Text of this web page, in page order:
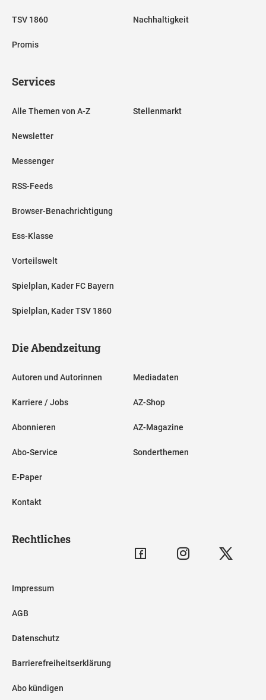
TSV 1860
Promis
Nachhaltigkeit
Services
Alle Themen von A-Z
Newsletter
Messenger
RSS-Feeds
Browser-Benachrichtigung
Ess-Klasse
Vorteilswelt
Spielplan, Kader FC Bayern
Spielplan, Kader TSV 1860
Stellenmarkt
Die Abendzeitung
Autoren und Autorinnen
Karriere / Jobs
Abonnieren
Abo-Service
E-Paper
Kontakt
Mediadaten
AZ-Shop
AZ-Magazine
Sonderthemen
Rechtliches
Impressum
AGB
Datenschutz
Barrierefreiheitserklärung
Abo kündigen